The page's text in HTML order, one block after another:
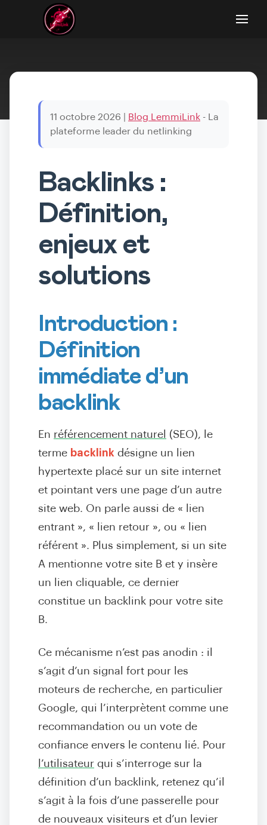
11 octobre 2026 Blog LemmiLink - La
plateforme leader du netlinking
Backlinks :
Définition,
enjeux et
solutions
Introduction :
Définition
immédiate d’un
backlink
En référencement naturel
(SEO), le
terme backlink désigne un lien
hypertexte placé sur un site internet
et pointant vers une page d’un autre
site web. On parle aussi de « lien
entrant », « lien retour », ou « lien
référent ». Plus simplement, si un site
A mentionne votre site B et y insère
un lien cliquable, ce dernier
constitue un backlink pour votre site
B.
Ce mécanisme n’est pas anodin : il
s’agit d’un signal fort pour les
moteurs de recherche, en particulier
Google, qui l’interprètent comme une
recommandation ou un vote de
confiance envers le contenu lié. Pour
l’utilisateur qui s’interroge sur la
définition d’un backlink, retenez qu’il
s’agit à la fois d’une passerelle pour
de nouveaux visiteurs et d’un levier